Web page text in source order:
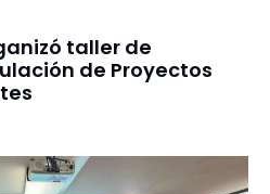
taller de
de Proyectos